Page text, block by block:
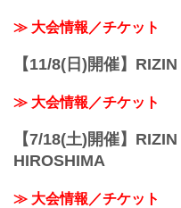
≫ 大会情報／チケット
【11/8(日)開催】
≫ 大会情報／チケット
【7/18(土)開催】
HIROSHIMA
≫ 大会情報／チケット